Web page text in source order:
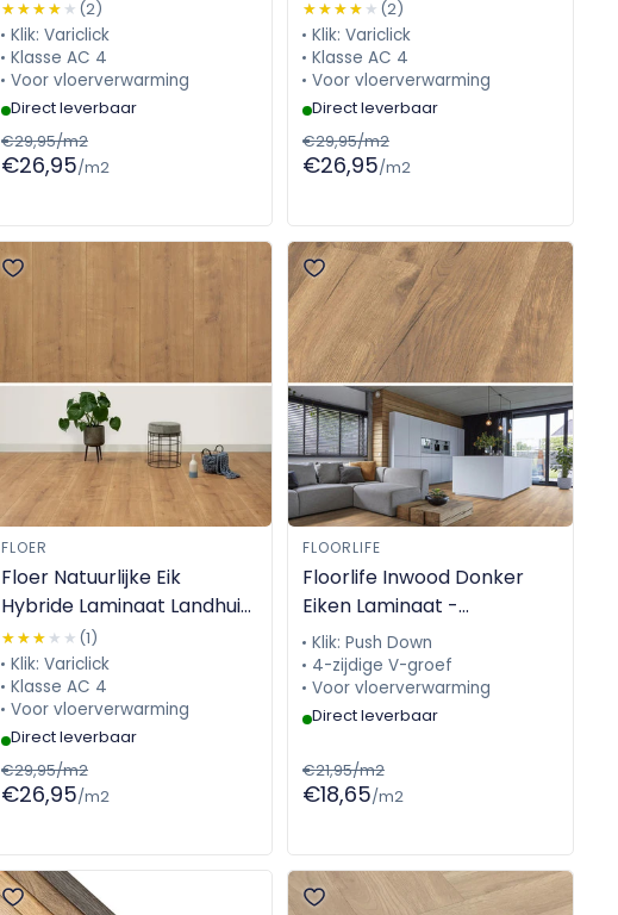
★★★★★
★★★★★ (2)
Klik: Variclick
Klasse AC 4
Voor vloerverwarming
Direct leverbaar
€29,95/m2
€26,95/m2
★★★★★
★★★★★ (2)
Klik: Variclick
Klasse AC 4
Voor vloerverwarming
Direct leverbaar
€29,95/m2
€26,95/m2
FLOER
Floer Natuurlijke Eik
Hybride Laminaat Landhuis
FLR-1027
★★★★★
★★★★★ (1)
Klik: Variclick
Klasse AC 4
Voor vloerverwarming
Direct leverbaar
€29,95/m2
€26,95/m2
FLOORLIFE
Floorlife Inwood Donker
Eiken Laminaat -
5049242219
Klik: Push Down
4-zijdige V-groef
Voor vloerverwarming
Direct leverbaar
€21,95/m2
€18,65/m2